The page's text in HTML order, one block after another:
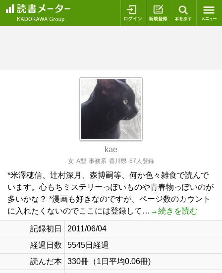
ログイン 新規登録
kae
女 A型 事務系 香川県 87人登録
*米澤穂信、辻村深月、森博嗣等、何か色々雑食で読んで
います。心もちミステリーっぽいものや青春物っぽいのが
多いかな？ *漫画も好きなのですが、ページ数のカウント
に入れたくないのでここには登録して… →続きを読む
記録初日
2011/06/04
経過日数
5545日経過
読んだ本
330冊（1日平均0.06冊)